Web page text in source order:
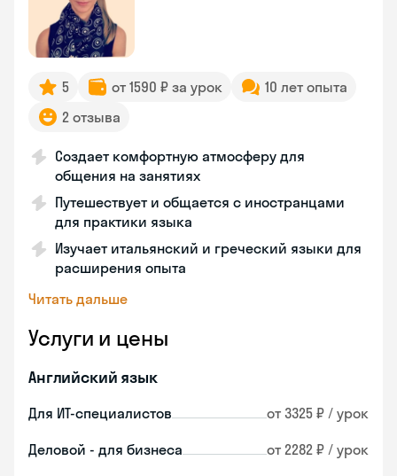
5 от 1590 ₽ за урок
10 лет опыта
2 отзыва
Создает комфортную атмосферу для
общения на занятиях
Путешествует и общается с иностранцами
для практики языка
Изучает итальянский и греческий языки для
расширения опыта
Читать дальше
Услуги и цены
Английский язык
Для ИТ-специалистов от 3325 ₽ / урок
Деловой - для бизнеса от 2282 ₽ / урок